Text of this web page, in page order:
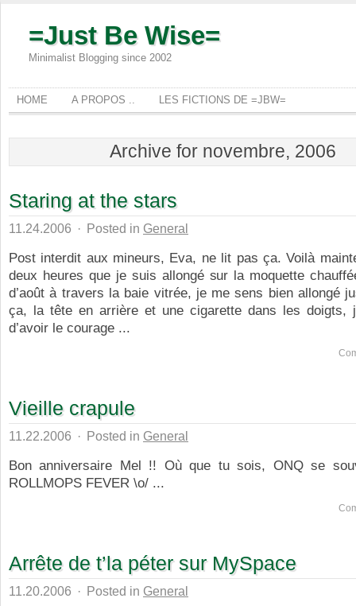
=Just Be Wise=
Minimalist Blogging since 2002
HOME A PROPOS .. LES FICTIONS DE =JBW=
Archive for novembre, 2006
Staring at the stars
11.24.2006 · Posted in General
Post interdit aux mineurs, Eva, ne lit pas ça. Voilà
deux heures que je suis allongé sur la moquette
d’août à travers la baie vitrée, je me sens bien allongé
ça, la tête en arrière et une cigarette dans les doigts,
d’avoir le courage ...
Vieille crapule
11.22.2006 · Posted in General
Bon anniversaire Mel !! Où que tu sois, ONQ se
ROLLMOPS FEVER \o/ ...
Arrête de t’la péter sur MySpace
11.20.2006 · Posted in General